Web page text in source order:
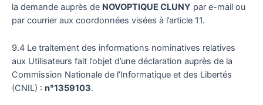
la demande auprès de NOVOPTIQUE CLUNY par e-mail ou
par courrier aux coordonnées visées à l’article 11.
9.4 Le traitement des informations nominatives relatives
aux Utilisateurs fait l’objet d’une déclaration auprès de la
Commission Nationale de l’Informatique et des Libertés
(CNIL) : n°1359103.